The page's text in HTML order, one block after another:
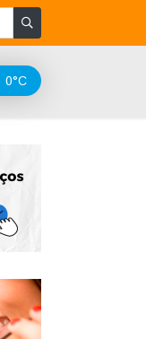
0°C